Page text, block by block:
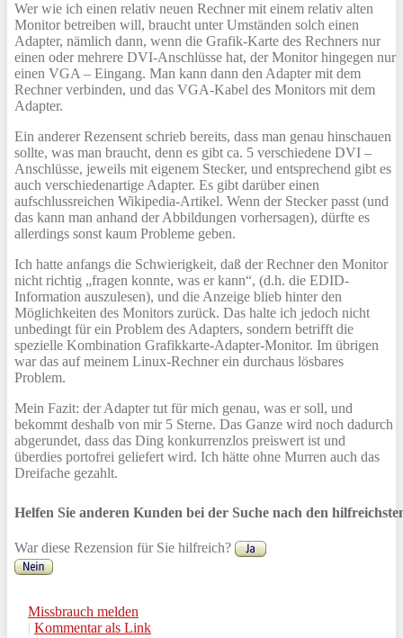
Wer wie ich einen relativ neuen Rechner mit einem relativ alten
Monitor betreiben will, braucht unter Umständen solch einen
Adapter, nämlich dann, wenn die Grafik-Karte des Rechners nur
einen oder mehrere DVI-Anschlüsse hat, der Monitor hingegen nur
einen VGA – Eingang. Man kann dann den Adapter mit dem
Rechner verbinden, und das VGA-Kabel des Monitors mit dem
Adapter.
Ein anderer Rezensent schrieb bereits, dass man genau hinschauen
sollte, was man braucht, denn es gibt ca. 5 verschiedene DVI –
Anschlüsse, jeweils mit eigenem Stecker, und entsprechend gibt es
auch verschiedenartige Adapter. Es gibt darüber einen
aufschlussreichen Wikipedia-Artikel. Wenn der Stecker passt (und
das kann man anhand der Abbildungen vorhersagen), dürfte es
allerdings sonst kaum Probleme geben.
Ich hatte anfangs die Schwierigkeit, daß der Rechner den Monitor
nicht richtig „fragen konnte, was er kann“, (d.h. die EDID-
Information auszulesen), und die Anzeige blieb hinter den
Möglichkeiten des Monitors zurück. Das halte ich jedoch nicht
unbedingt für ein Problem des Adapters, sondern betrifft die
spezielle Kombination Grafikkarte-Adapter-Monitor. Im übrigen
war das auf meinem Linux-Rechner ein durchaus lösbares
Problem.
Mein Fazit: der Adapter tut für mich genau, was er soll, und
bekommt deshalb von mir 5 Sterne. Das Ganze wird noch dadurch
abgerundet, dass das Ding konkurrenzlos preiswert ist und
überdies portofrei geliefert wird. Ich hätte ohne Murren auch das
Dreifache gezahlt.
Helfen Sie anderen Kunden bei der Suche nach den
War diese Rezension für Sie hilfreich?
Missbrauch melden
| Kommentar als Link